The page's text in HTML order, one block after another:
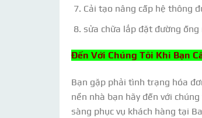
Cải tạo nâng cấp hệ thông
sửa chữa lắp đặt đường ống
Đến Với Chúng Tôi Khi Bạn
Bạn gặp phải tình trạng hóa
nền nhà bạn hãy đến với
sàng phục vụ khách hàng tại